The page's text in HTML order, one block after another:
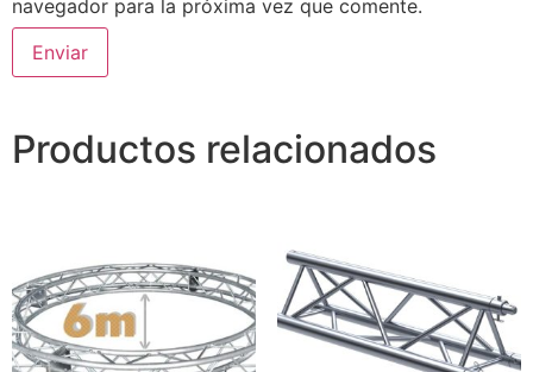
navegador para la próxima vez que comente.
Productos relacionados